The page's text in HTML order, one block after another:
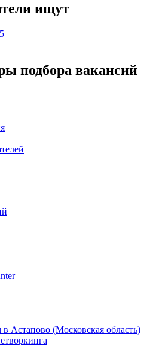
ищут
подбора вакансий
Астапово (Московская область)